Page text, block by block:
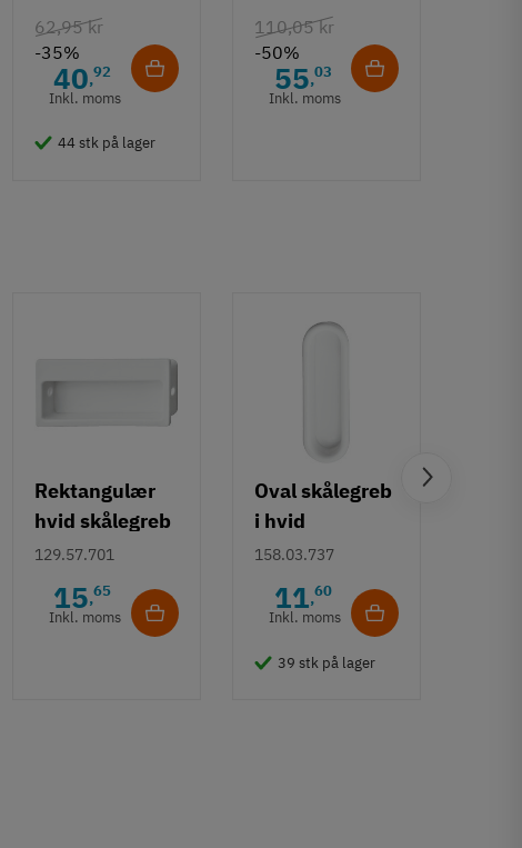
62,95 kr
-35%
40,92
Inkl. moms
44 stk på lager
110,05 kr
-50%
55,03
Inkl. moms
Rektangulær
hvid skålegreb
i kunststof
129.57.701
15,65
Inkl. moms
Oval skålegreb
i hvid
kunststof
158.03.737
11,60
Inkl. moms
39 stk på lager